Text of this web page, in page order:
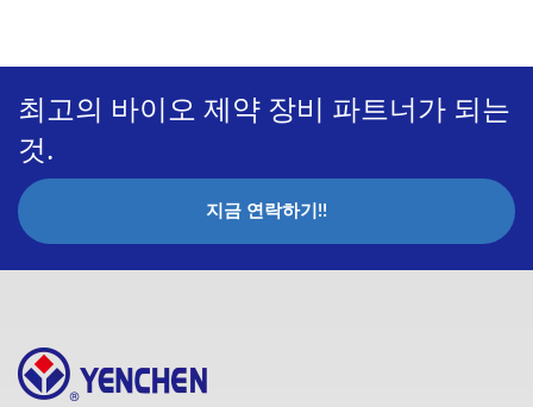
최고의 바이오 제약 장비 파트너가 되는
것.
지금 연락하기!!